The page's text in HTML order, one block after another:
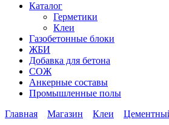
Каталог
Герметики
Клеи
Газобетонные блоки
ЖБИ
Добавка для бетона
СОЖ
Анкерные составы
Промышленные полы
Главная
Магазин Клеи